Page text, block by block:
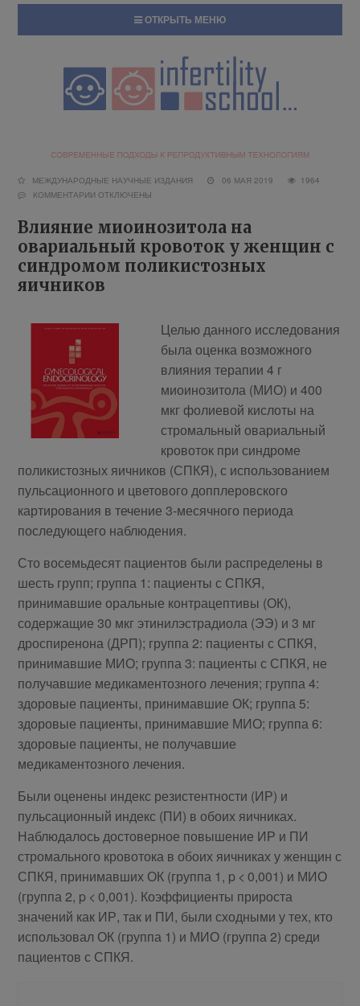
ОТКРЫТЬ МЕНЮ
МЕЖДУНАРОДНЫЕ НАУЧНЫЕ ИЗДАНИЯ 06 МАЯ 2019
1964
КОММЕНТАРИИ ОТКЛЮЧЕНЫ
Влияние миоинозитола на
овариальный кровоток у женщин с
синдромом поликистозных
яичников
Целью данного исследования
была оценка возможного
влияния терапии 4 г
миоинозитола (МИО) и 400
мкг фолиевой кислоты на
стромальный овариальный
кровоток при синдроме
поликистозных яичников (СПКЯ), с использованием
пульсационного и цветового допплеровского
картирования в течение 3-месячного периода
последующего наблюдения.
Сто восемьдесят пациентов были распределены в
шесть групп; группа 1: пациенты с СПКЯ,
принимавшие оральные контрацептивы (ОК),
содержащие 30 мкг этинилэстрадиола (ЭЭ) и 3 мг
дроспиренона (ДРП); группа 2: пациенты с СПКЯ,
принимавшие МИО; группа 3: пациенты с СПКЯ, не
получавшие медикаментозного лечения; группа 4:
здоровые пациенты, принимавшие ОК; группа 5:
здоровые пациенты, принимавшие МИО; группа 6:
здоровые пациенты, не получавшие
медикаментозного лечения.
Были оценены индекс резистентности (ИР) и
пульсационный индекс (ПИ) в обоих яичниках.
Наблюдалось достоверное повышение ИР и ПИ
стромального кровотока в обоих яичниках у женщин с
СПКЯ, принимавших ОК (группа 1, p < 0,001) и МИО
(группа 2, p < 0,001). Коэффициенты прироста
значений как ИР, так и ПИ, были сходными у тех, кто
использовал ОК (группа 1) и МИО (группа 2) среди
пациентов с СПКЯ.